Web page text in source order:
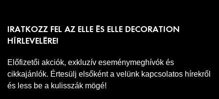
IRATKOZZ FEL AZ ELLE ÉS ELLE DECORATION
HÍRLEVELÉRE!
Előfizetői akciók, exkluzív eseménymeghívók és
cikkajánlók. Értesülj elsőként a velünk kapcsolatos hírekről
és less be a kulisszák mögé!